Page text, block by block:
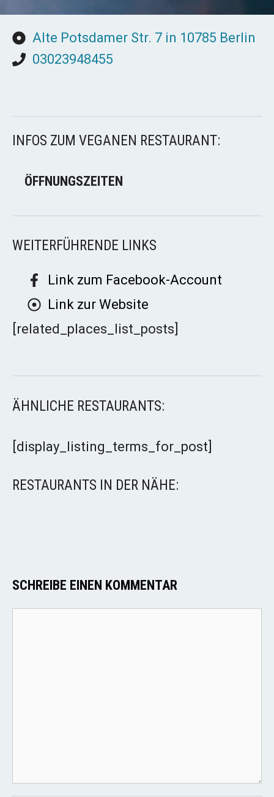
Alte Potsdamer Str. 7 in 10785 Berlin
03023948455
INFOS ZUM VEGANEN RESTAURANT:
ÖFFNUNGSZEITEN
WEITERFÜHRENDE LINKS
Link zum Facebook-Account
Link zur Website
[related_places_list_posts]
ÄHNLICHE RESTAURANTS:
[display_listing_terms_for_post]
RESTAURANTS IN DER NÄHE:
SCHREIBE EINEN KOMMENTAR